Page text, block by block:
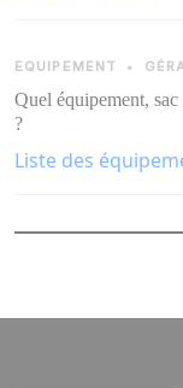
EQUIPEMENT •
Quel équipement,
?
Liste des